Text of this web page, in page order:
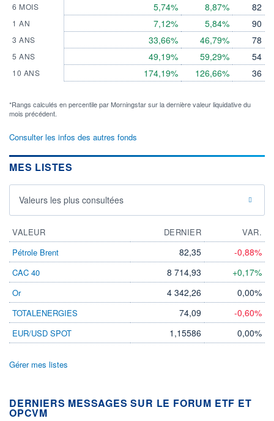
6 MOIS
1 AN
3 ANS
5 ANS
10 ANS
5,74%
7,12%
33,66%
49,19%
174,19%
8,87%
5,84%
46,79%
59,29%
126,66%
82
90
78
54
36
*Rangs calculés en percentile par Morningstar sur la dernière valeur liquidative du
mois précédent.
Consulter les infos des autres fonds
MES LISTES
Valeurs les plus consultées
VALEUR DERNIER
VAR.
Pétrole Brent
82,35 -0,88%
CAC 40 8 714,93 +0,17%
Or 4 342,26 0,00%
TOTALENERGIES 74,09 -0,60%
EUR/USD SPOT 1,15586 0,00%
Gérer mes listes
DERNIERS MESSAGES SUR LE FORUM ETF ET
OPCVM